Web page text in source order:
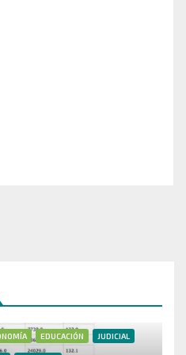
EDUCACIÓN JUDICIAL